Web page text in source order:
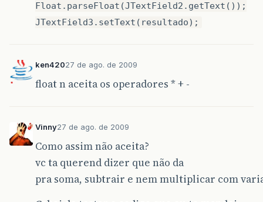
Float.parseFloat(JTextField2.getText());
JTextField3.setText(resultado);
ken42027 de ago. de 2009
float n aceita os operadores * + -
Vinny27 de ago. de 2009
Como assim não aceita?
vc ta querend dizer que não da
pra soma, subtrair e nem multiplicar com